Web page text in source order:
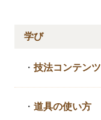
学び
・技法コンテンツ
・道具の使い方